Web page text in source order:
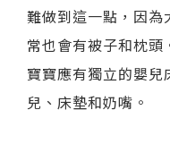
難做到這一點，因為
常也會有被子和枕頭
寶寶應有獨立的嬰
兒、床墊和奶嘴。